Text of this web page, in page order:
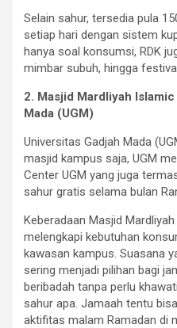
Selain sahur, tersedia pula
setiap hari dengan sistem
hanya soal konsumsi, RDK
mimbar subuh, hingga
2. Masjid Mardliyah
Mada (UGM)
Universitas Gadjah Mada
masjid kampus saja, UGM
Center UGM yang juga
sahur gratis selama bulan
Keberadaan Masjid
melengkapi kebutuhan
kawasan kampus. Suasana
sering menjadi pilihan bagi
beribadah tanpa perlu
sahur apa. Jamaah tentu
aktifitas malam Ramadan di